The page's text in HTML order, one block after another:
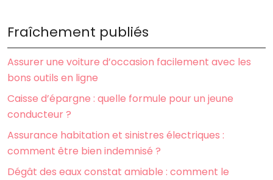
Fraîchement publiés
Assurer une voiture d’occasion facilement avec les
bons outils en ligne
Caisse d’épargne : quelle formule pour un jeune
conducteur ?
Assurance habitation et sinistres électriques :
comment être bien indemnisé ?
Dégât des eaux constat amiable : comment le